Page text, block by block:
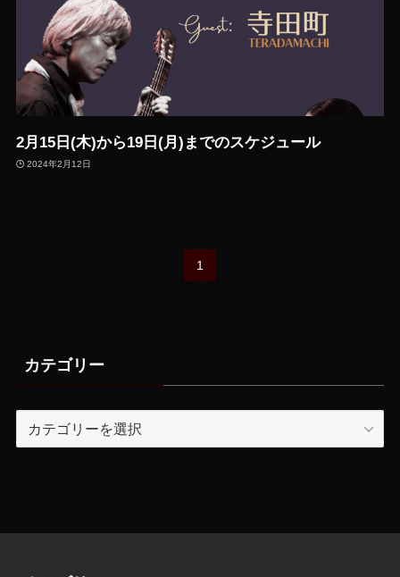
2月15日(木)から19日(月)までのスケジュール
2024年2月12日
1
カテゴリー
テ